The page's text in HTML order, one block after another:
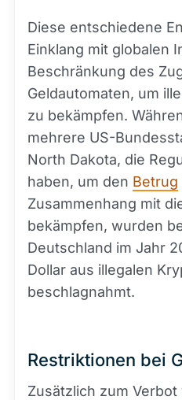
Diese entschiedene
Einklang mit globalen
Beschränkung des
Geldautomaten, um
zu bekämpfen.
mehrere US-
North Dakota, die
haben, um den Betrug
Zusammenhang mit
bekämpfen, wurden
Deutschland im Jahr
Dollar aus illegalen
beschlagnahmt.
Restriktionen bei
Zusätzlich zum